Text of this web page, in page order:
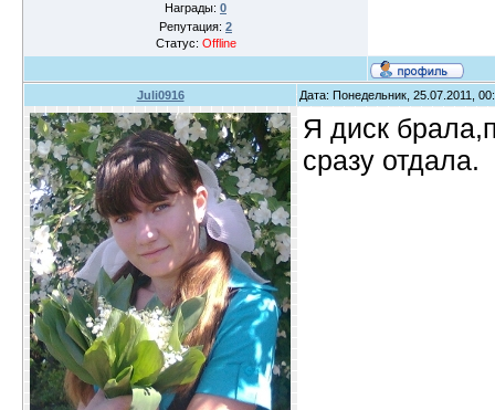
Награды: 0
Репутация: 2
Статус: Offline
Juli0916 Дата: Понедельник, 25.07.2011,
Я диск
сразу отдала.